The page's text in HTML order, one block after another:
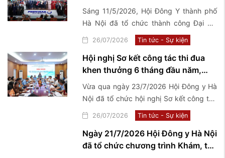
2026-2031
Sáng 11/5/2026, Hội Đông Y thành phố
Hà Nội đã tổ chức thành công Đại hội
Đại biểu lần thứ XIII nhiệm kỳ 2026-2031
với chủ đề "Kế thừa - Đổi mới - Chuẩn
hóa - Phát triển".
26/07/2026 Tin tức - Sự kiện
Hội nghị Sơ kết công tác thi đua
khen thưởng 6 tháng đầu năm,
triển khai nhiệm vụ trọng tâm 6
tháng cuối năm 2026
Vừa qua ngày 23/7/2026 Hội Đông y Hà
Nội đã tổ chức hội nghị Sơ kết công tác
thi đua khen thưởng 6 tháng đầu năm,
triển khai nhiệm vụ trọng tâm 6 tháng
cuối năm 2026
26/07/2026 Tin tức - Sự kiện
Ngày 21/7/2026 Hội Đông y Hà Nội
đã tổ chức chương trình Khám, tư